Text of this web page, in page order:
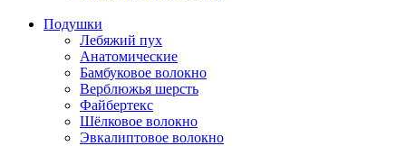
Подушки
Лебяжий пух
Анатомические
Бамбуковое волокно
Верблюжья шерсть
Файбертекс
Шёлковое волокно
Эвкалиптовое волокно